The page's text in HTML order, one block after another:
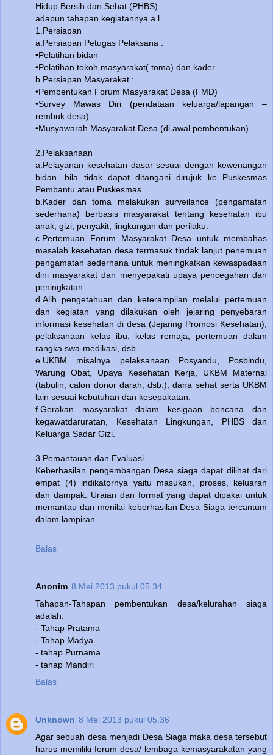
Hidup Bersih dan Sehat (PHBS).
adapun tahapan kegiatannya a.l
1.Persiapan
a.Persiapan Petugas Pelaksana :
•Pelatihan bidan
•Pelatihan tokoh masyarakat( toma) dan kader
b.Persiapan Masyarakat :
•Pembentukan Forum Masyarakat Desa (FMD)
•Survey Mawas Diri (pendataan keluarga/lapangan –
rembuk desa)
•Musyawarah Masyarakat Desa (di awal pembentukan)
2.Pelaksanaan
a.Pelayanan kesehatan dasar sesuai dengan kewenangan
bidan, bila tidak dapat ditangani dirujuk ke Puskesmas
Pembantu atau Puskesmas.
b.Kader dan toma melakukan surveilance (pengamatan
sederhana) berbasis masyarakat tentang kesehatan ibu
anak, gizi, penyakit, lingkungan dan perilaku.
c.Pertemuan Forum Masyarakat Desa untuk membahas
masalah kesehatan desa termasuk tindak lanjut penemuan
pengamatan sederhana untuk meningkatkan kewaspadaan
dini masyarakat dan menyepakati upaya pencegahan dan
peningkatan.
d.Alih pengetahuan dan keterampilan melalui pertemuan
dan kegiatan yang dilakukan oleh jejaring penyebaran
informasi kesehatan di desa (Jejaring Promosi Kesehatan),
pelaksanaan kelas ibu, kelas remaja, pertemuan dalam
rangka swa-medikasi, dsb.
e.UKBM misalnya pelaksanaan Posyandu, Posbindu,
Warung Obat, Upaya Kesehatan Kerja, UKBM Maternal
(tabulin, calon donor darah, dsb.), dana sehat serta UKBM
lain sesuai kebutuhan dan kesepakatan.
f.Gerakan masyarakat dalam kesigaan bencana dan
kegawatdaruratan, Kesehatan Lingkungan, PHBS dan
Keluarga Sadar Gizi.
3.Pemantauan dan Evaluasi
Keberhasilan pengembangan Desa siaga dapat dilihat dari
empat (4) indikatornya yaitu masukan, proses, keluaran
dan dampak. Uraian dan format yang dapat dipakai untuk
memantau dan menilai keberhasilan Desa Siaga tercantum
dalam lampiran.
Balas
Anonim 8 Mei 2013 pukul 05.34
Tahapan-Tahapan pembentukan desa/kelurahan siaga
adalah:
- Tahap Pratama
- Tahap Madya
- tahap Purnama
- tahap Mandiri
Balas
Unknown 8 Mei 2013 pukul 05.36
Agar sebuah desa menjadi Desa Siaga maka desa tersebut
harus memiliki forum desa/ lembaga kemasyarakatan yang